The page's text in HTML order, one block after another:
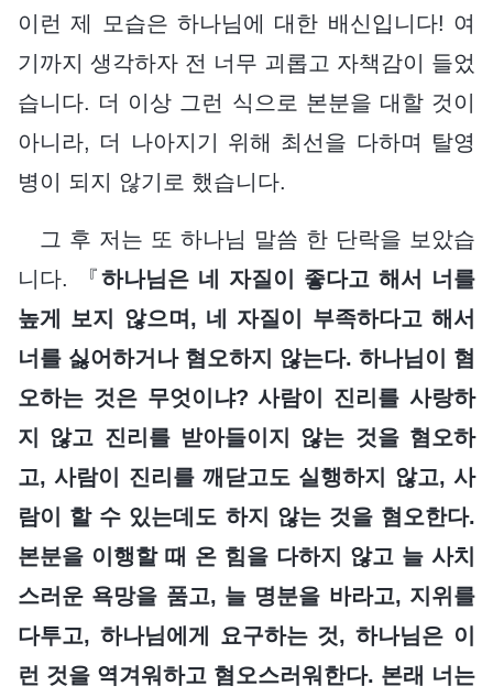
이런 제 모습은 하나님에 대한 배신입니다! 여
기까지 생각하자 전 너무 괴롭고 자책감이 들었
습니다. 더 이상 그런 식으로 본분을 대할 것이
아니라, 더 나아지기 위해 최선을 다하며 탈영
병이 되지 않기로 했습니다.
그 후 저는 또 하나님 말씀 한 단락을 보았습
니다. 『하나님은 네 자질이 좋다고 해서 너를
높게 보지 않으며, 네 자질이 부족하다고 해서
너를 싫어하거나 혐오하지 않는다. 하나님이 혐
오하는 것은 무엇이냐? 사람이 진리를 사랑하
지 않고 진리를 받아들이지 않는 것을 혐오하
고, 사람이 진리를 깨닫고도 실행하지 않고, 사
람이 할 수 있는데도 하지 않는 것을 혐오한다.
본분을 이행할 때 온 힘을 다하지 않고 늘 사치
스러운 욕망을 품고, 늘 명분을 바라고, 지위를
다투고, 하나님에게 요구하는 것, 하나님은 이
런 것을 역겨워하고 혐오스러워한다. 본래 너는